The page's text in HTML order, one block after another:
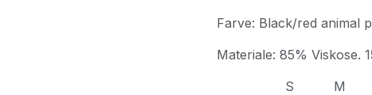
Farve: Black/red animal
Materiale: 85% Viskose.
S
M